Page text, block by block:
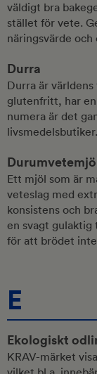
väldigt bra
stället för vete.
näringsvärde
Durra
Durra är
glutenfritt, har
numera är det
livsmedelsbutiker.
Ett mjöl som är
veteslag med
konsistens och
en svagt gulaktig
för att brödet
E
Ekologiskt
KRAV-märket